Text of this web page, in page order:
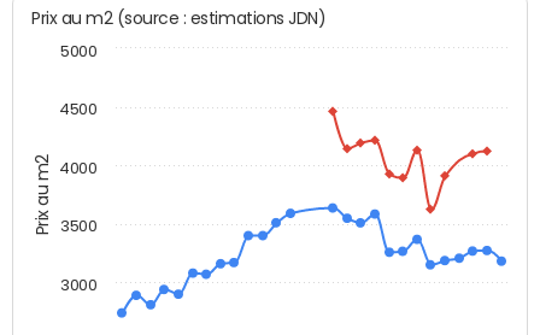
Prix au m2
Prix au m2 (source : estimations JDN)
3000
3500
4000
4500
5000